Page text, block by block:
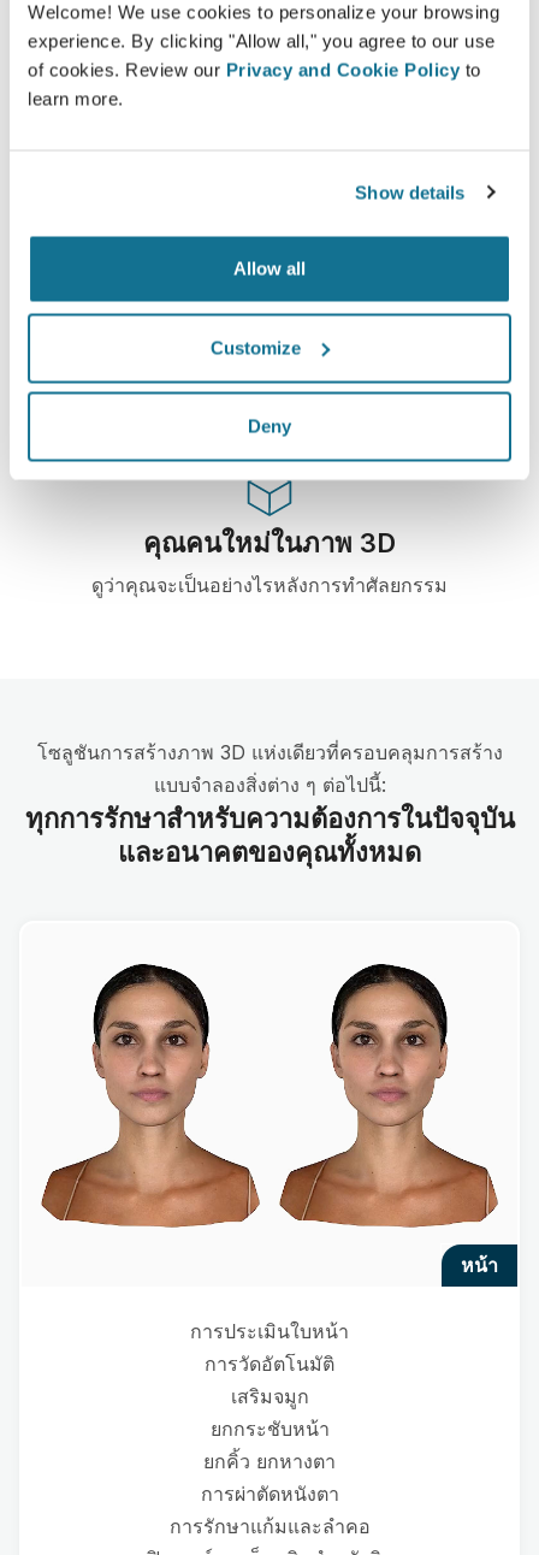
Welcome! We use cookies to personalize your browsing
experience. By clicking "Allow all," you agree to our use
of cookies. Review our Privacy and Cookie Policy to
learn more.
Show details
Allow all
Customize
Deny
ง่ายและปลอดภัย
Crisalix ให้คำสัญญาว่าข้อมูลของคุณจะเป็นความลับ
เซอร์เวอร์ของเรามีการเข้ารหัส: ข้อมูลของคุณจะ
High-Tech
งานจริงจากคุณหมอ 100 ประเทศ และแนะนำให้มีการ
ใช้จากสมาคมศัลยกรรมพลาสติก
คุณคนใหม่ในภาพ 3D
ดูว่าคุณจะเป็นอย่างไรหลังการทำศัลยกรรม
โซลูชันการสร้างภาพ 3D แห่งเดียวที่ครอบคลุมการสร้าง
แบบจำลองสิ่งต่าง ๆ ต่อไปนี้:
ทุกการรักษาสำหรับความต้องการในปัจจุบัน
และอนาคตของคุณทั้งหมด
หน้า
การประเมินใบหน้า
การวัดอัตโนมัติ
เสริมจมูก
ยกกระชับหน้า
ยกคิ้ว ยกหางตา
การผ่าตัดหนังตา
การรักษาแก้มและลำคอ